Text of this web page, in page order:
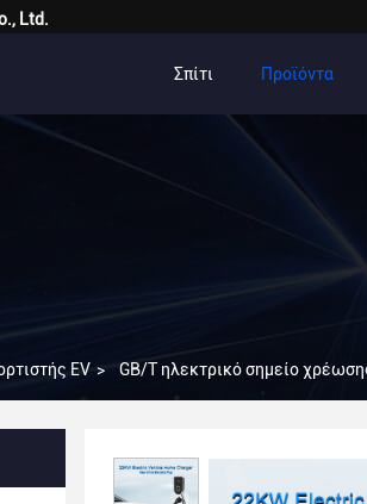
Ltd.
Σπίτι Προϊόντα
EV > GB/T ηλεκτρικό σημείο